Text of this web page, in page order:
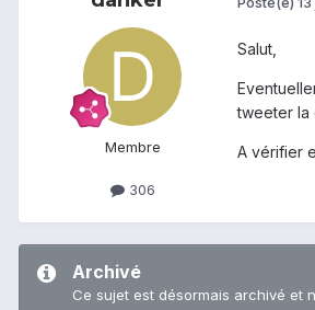
Membre
306
Salut,
tweeter la
A vérifier
Archivé
Ce sujet est désormais archivé et